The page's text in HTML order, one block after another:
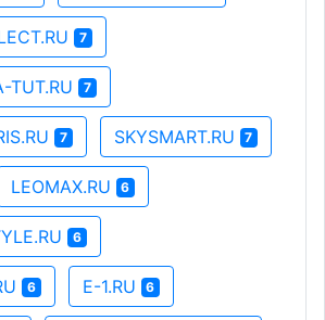
7
TUT.RU 7
7 SKYSMART.RU 7
LEOMAX.RU 6
6
6 E-1.RU 6